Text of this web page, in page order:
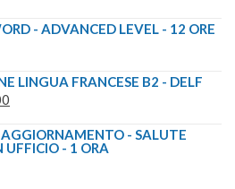
€109.00
€199.00
- ADVANCED LEVEL - 12 ORE
LINGUA FRANCESE B2 - DELF
ATTUALE
- SALUTE
UFFICIO - 1 ORA